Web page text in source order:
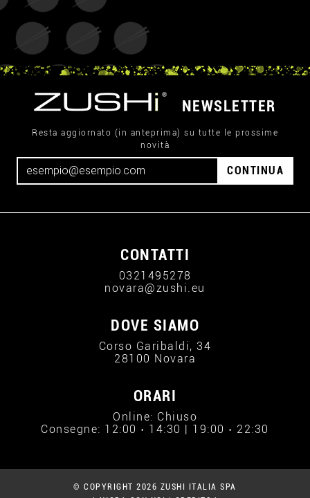
NEWSLETTER
Resta aggiornato (in anteprima) su tutte le prossime
novità
CONTINUA
CONTATTI
0321495278
novara@zushi.eu
DOVE SIAMO
Corso Garibaldi, 34
28100 Novara
ORARI
Online: Chiuso
Consegne: 12:00 › 14:30 | 19:00 › 22:30
© COPYRIGHT 2026 ZUSHI ITALIA SPA